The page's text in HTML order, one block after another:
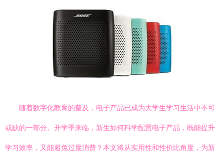
随着数字化教育的普及，电子产品已成为大学生学习生活中不可
或缺的一部分。开学季来临，新生如何科学配置电子产品，既能提升
学习效率，又能避免过度消费？本文将从实用性和性价比角度，为新